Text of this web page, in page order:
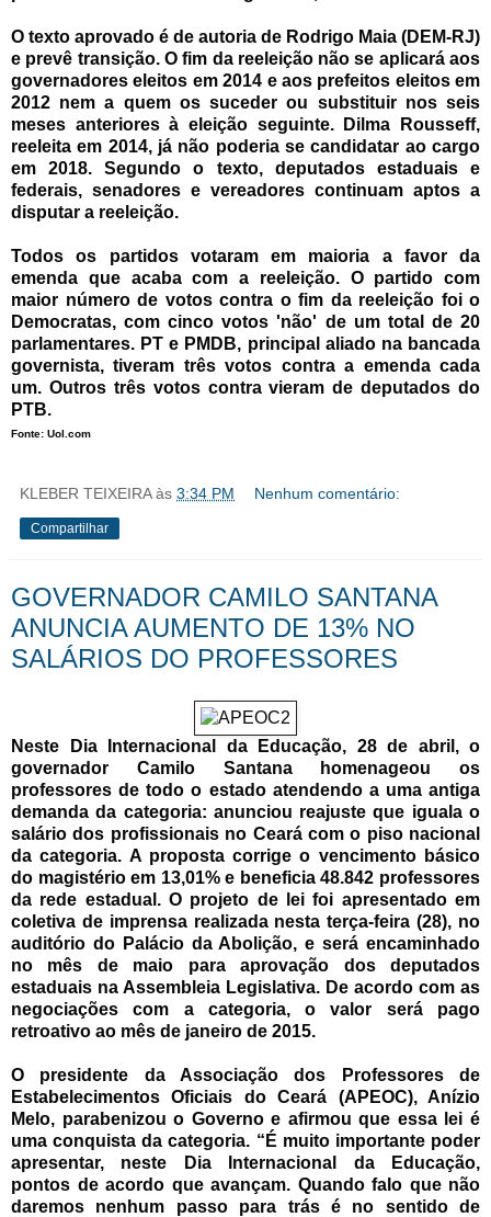
O texto aprovado é de autoria de Rodrigo Maia (DEM-RJ)
e prevê transição. O fim da reeleição não se aplicará aos
governadores eleitos em 2014 e aos prefeitos eleitos em
2012 nem a quem os suceder ou substituir nos seis
meses anteriores à eleição seguinte. Dilma Rousseff,
reeleita em 2014, já não poderia se candidatar ao cargo
em 2018. Segundo o texto, deputados estaduais e
federais, senadores e vereadores continuam aptos a
disputar a reeleição.
Todos os partidos votaram em maioria a favor da
emenda que acaba com a reeleição. O partido com
maior número de votos contra o fim da reeleição foi o
Democratas, com cinco votos 'não' de um total de 20
parlamentares. PT e PMDB, principal aliado na bancada
governista, tiveram três votos contra a emenda cada
um. Outros três votos contra vieram de deputados do
PTB.
Fonte: Uol.com
KLEBER TEIXEIRA às 3:34 PM Nenhum comentário:
Compartilhar
GOVERNADOR CAMILO SANTANA
ANUNCIA AUMENTO DE 13% NO
SALÁRIOS DO PROFESSORES
Neste Dia Internacional da Educação, 28 de abril, o
governador Camilo Santana homenageou os
professores de todo o estado atendendo a uma antiga
demanda da categoria: anunciou reajuste que iguala o
salário dos profissionais no Ceará com o piso nacional
da categoria. A proposta corrige o vencimento básico
do magistério em 13,01% e beneficia 48.842 professores
da rede estadual. O projeto de lei foi apresentado em
coletiva de imprensa realizada nesta terça-feira (28), no
auditório do Palácio da Abolição, e será encaminhado
no mês de maio para aprovação dos deputados
estaduais na Assembleia Legislativa. De acordo com as
negociações com a categoria, o valor será pago
retroativo ao mês de janeiro de 2015.
O presidente da Associação dos Professores de
Estabelecimentos Oficiais do Ceará (APEOC), Anízio
Melo, parabenizou o Governo e afirmou que essa lei é
uma conquista da categoria. “É muito importante poder
apresentar, neste Dia Internacional da Educação,
pontos de acordo que avançam. Quando falo que não
daremos nenhum passo para trás é no sentido de